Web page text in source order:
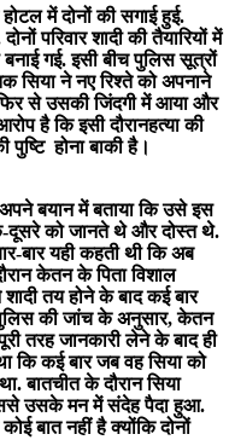
में दोनों की सगाई हुई.
परिवार शादी की तैयारियों में
गई. इसी बीच पुलिस सूत्रों
सिया ने नए रिश्ते को अपनाने
से उसकी जिंदगी में आया और
है कि इसी दौरानहत्या की
पुष्टि होना बाकी है।
बयान में बताया कि उसे इस
दूसरे को जानते थे और दोस्त थे.
बार यही कहती थी कि अब
केतन के पिता विशाल
तय होने के बाद कई बार
की जांच के अनुसार, केतन
तरह जानकारी लेने के बाद ही
कि कई बार जब वह सिया को
बातचीत के दौरान सिया
उसके मन में संदेह पैदा हुआ.
बात नहीं है क्योंकि दोनों